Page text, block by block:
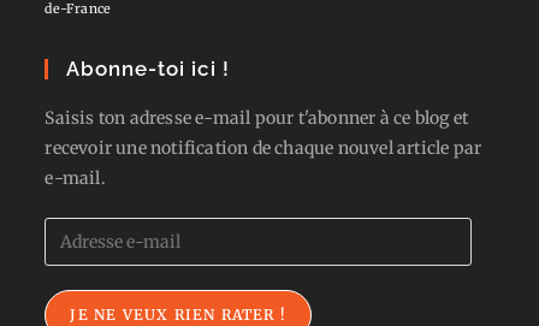
de-France
Abonne-toi ici !
Saisis ton adresse e-mail pour t'abonner à ce blog et
recevoir une notification de chaque nouvel article par
e-mail.
Adresse
e-
mail
JE NE VEUX RIEN RATER !